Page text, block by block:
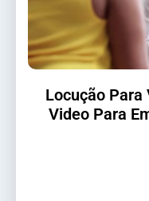
Locução Para
Video Para